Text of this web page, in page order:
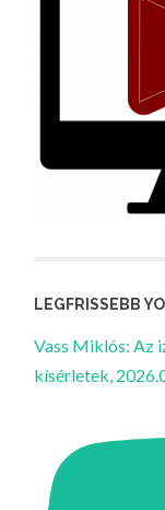
LEGFRISSEBB
Vass Miklós: Az
kísérletek,